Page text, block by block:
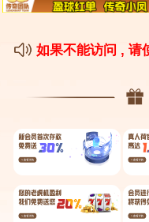
马拉维奇的简单介绍